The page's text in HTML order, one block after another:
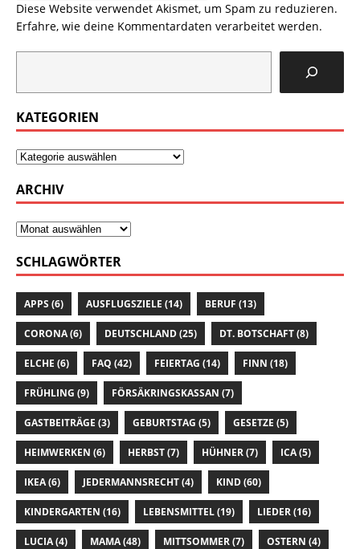
Diese Website verwendet Akismet, um Spam zu reduzieren.
Erfahre, wie deine Kommentardaten verarbeitet werden.
KATEGORIEN
ARCHIV
SCHLAGWÖRTER
APPS (6) AUSFLUGSZIELE (14) BERUF (13)
CORONA(6) DEUTSCHLAND(25) DT. BOTSCHAFT(8)
ELCHE (6) FAQ (42) FEIERTAG (14) FINN (18)
FRÜHLING (9) FÖRSÄKRINGSKASSAN (7)
GASTBEITRÄGE (3) GEBURTSTAG (5) GESETZE (5)
HEIMWERKEN (6) HERBST(7) HÜHNER(7) ICA(5)
IKEA(6) JEDERMANNSRECHT(4) KIND(60)
KINDERGARTEN (16) LEBENSMITTEL(19) LIEDER(16)
LUCIA(4) MAMA(48) MITTSOMMER(7) OSTERN (4)